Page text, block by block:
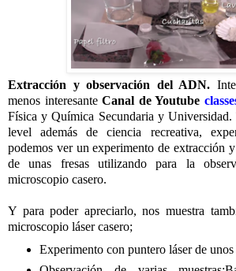
Extracción y observación del ADN.
menos interesante Canal de Youtube
Física y Química Secundaria y
level además de ciencia recreativa,
podemos ver un experimento de extracción
de unas fresas utilizando para la
microscopio casero.
Y para poder apreciarlo, nos muestra
microscopio láser casero;
Experimento con puntero láser de